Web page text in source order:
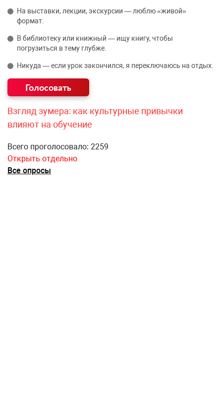
На выставки, лекции, экскурсии — люблю «живой»
формат.
В библиотеку или книжный — ищу книгу, чтобы
погрузиться в тему глубже.
Никуда — если урок закончился, я переключаюсь на отдых.
Взгляд зумера: как культурные привычки
влияют на обучение
Всего проголосовало: 2259
Открыть отдельно
Все опросы